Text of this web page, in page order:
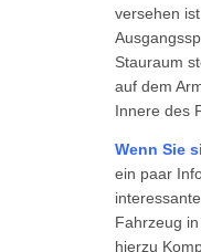
versehen
Stauraum
auf dem
Innere des
Wenn Sie
ein paar
Fahrzeug
hierzu